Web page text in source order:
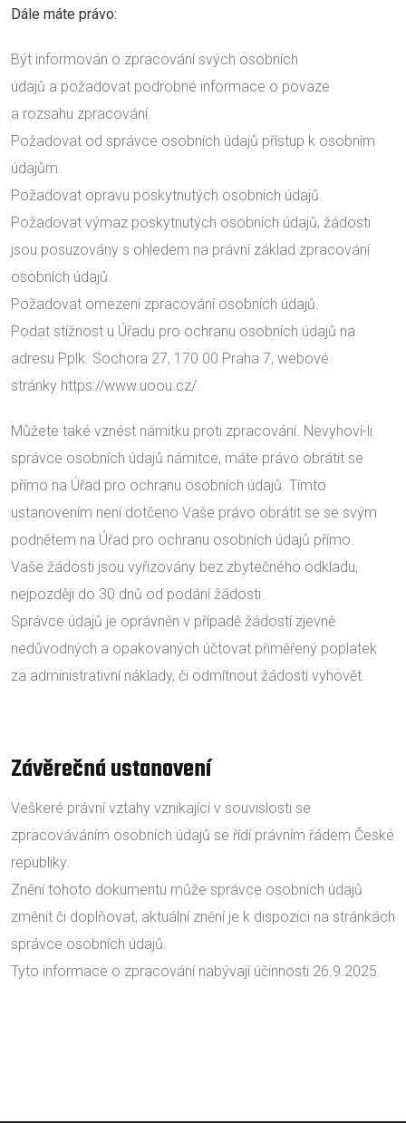
Dále máte právo:
Být informován o zpracování svých osobních
údajů a požadovat podrobné informace o povaze
a rozsahu zpracování.
Požadovat od správce osobních údajů přístup k osobním
údajům.
Požadovat opravu poskytnutých osobních údajů.
Požadovat výmaz poskytnutých osobních údajů, žádosti
jsou posuzovány s ohledem na právní základ zpracování
osobních údajů.
Požadovat omezení zpracování osobních údajů.
Podat stížnost u Úřadu pro ochranu osobních údajů na
adresu Pplk. Sochora 27, 170 00 Praha 7, webové
stránky https://www.uoou.cz/.
Můžete také vznést námitku proti zpracování. Nevyhoví-li
správce osobních údajů námitce, máte právo obrátit se
přímo na Úřad pro ochranu osobních údajů. Tímto
ustanovením není dotčeno Vaše právo obrátit se se svým
podnětem na Úřad pro ochranu osobních údajů přímo.
Vaše žádosti jsou vyřizovány bez zbytečného odkladu,
nejpozději do 30 dnů od podání žádosti.
Správce údajů je oprávněn v případě žádostí zjevně
nedůvodných a opakovaných účtovat přiměřený poplatek
za administrativní náklady, či odmítnout žádosti vyhovět.
Závěrečná ustanovení
Veškeré právní vztahy vznikající v souvislosti se
zpracováváním osobních údajů se řídí právním řádem České
republiky.
Znění tohoto dokumentu může správce osobních údajů
změnit či doplňovat, aktuální znění je k dispozici na stránkách
správce osobních údajů.
Tyto informace o zpracování nabývají účinnosti 26.9.2025.